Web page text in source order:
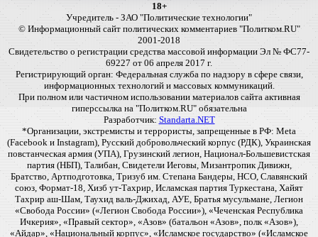
18+
Учредитель - ЗАО "Политические технологии"
© Информационный сайт политических комментариев "Политком.RU"
2001-2018
Свидетельство о регистрации средства массовой информации Эл № ФС77-
69227 от 06 апреля 2017 г.
Регистрирующий орган: Федеральная служба по надзору в сфере связи,
информационных технологий и массовых коммуникаций.
При полном или частичном использовании материалов сайта активная
гиперссылка на "Политком.RU" обязательна
Разработчик: Standarta.NET
*Организации, экстремисты и террористы, запрещенные в РФ: Meta
(Facebook и Instagram), Русский добровольческий корпус (РДК), Украинская
повстанческая армия (УПА), Грузинский легион, Национал-Большевистская
партия (НБП), Талибан, Свидетели Иеговы, Мизантропик Дивижн,
Братство, Артподготовка, Тризуб им. Степана Бандеры, НСО, Славянский
союз, Формат-18, Хизб ут-Тахрир, Исламская партия Туркестана, Хайят
Тахрир аш-Шам, Таухид валь-Джихад, АУЕ, Братья мусульмане, Легион
«Свобода России» («Легион Свобода России»), «Чеченская Республика
Ичкерия», «Правый сектор», «Азов» (батальон «Азов», полк «Азов»),
«Айдар», «Национальный корпус», «Исламское государство» («Исламское